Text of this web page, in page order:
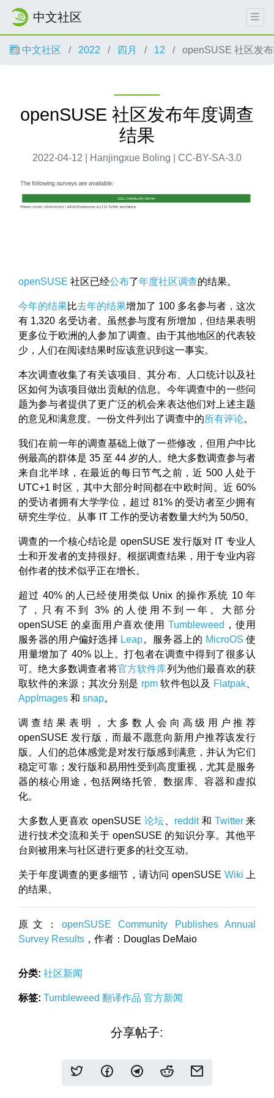
中文社区
中文社区 2022 四月 12 openSUSE 社区发
openSUSE 社区发布年度调查
结果
2022-04-12 | Hanjingxue Boling | CC-BY-SA-3.0
openSUSE 社区已经公布了年度社区调查的结果。
今年的结果比去年的结果增加了 100 多名参与者，这次
有 1,320 名受访者。虽然参与度有所增加，但结果表明
更多位于欧洲的人参加了调查。由于其他地区的代表较
少，人们在阅读结果时应该意识到这一事实。
本次调查收集了有关该项目、其分布、人口统计以及社
区如何为该项目做出贡献的信息。今年调查中的一些问
题为参与者提供了更广泛的机会来表达他们对上述主题
的意见和满意度。一份文件列出了调查中的所有评论。
我们在前一年的调查基础上做了一些修改，但用户中比
例最高的群体是 35 至 44 岁的人。绝大多数调查参与者
来自北半球，在最近的每日节气之前，近 500 人处于
UTC+1 时区，其中大部分时间都在中欧时间。近 60%
的受访者拥有大学学位，超过 81% 的受访者至少拥有
研究生学位。从事 IT 工作的受访者数量大约为 50/50。
调查的一个核心结论是 openSUSE 发行版对 IT 专业人
士和开发者的支持很好。根据调查结果，用于专业内容
创作者的技术似乎正在增长。
超过 40% 的人已经使用类似 Unix 的操作系统 10 年
了，只有不到 3% 的人使用不到一年。大部分
openSUSE 的桌面用户喜欢使用 Tumbleweed ，使用
服务器的用户偏好选择 Leap。服务器上的 MicroOS 使
用量增加了 40% 以上。打包者在调查中得到了很多认
可。绝大多数调查者将官方软件库列为他们最喜欢的获
取软件的来源；其次分别是 rpm软件包以及 Flatpak、
AppImages 和 snap。
调查结果表明，大多数人会向高级用户推荐
openSUSE 发行版，而最不愿意向新用户推荐该发行
版。人们的总体感觉是对发行版感到满意，并认为它们
稳定可靠；发行版和易用性受到高度重视，尤其是服务
器的核心用途，包括网络托管、数据库、容器和虚拟
化。
大多数人更喜欢 openSUSE 论坛、 reddit和 Twitter来
进行技术交流和关于 openSUSE 的知识分享。其他平
台则被用来与社区进行更多的社交互动。
关于年度调查的更多细节，请访问 openSUSE Wiki 上
的结果。
原文： openSUSE Community Publishes Annual
Survey Results ，作者：Douglas DeMaio
分类: 社区新闻
标签: Tumbleweed 翻译作品 官方新闻
分享帖子: